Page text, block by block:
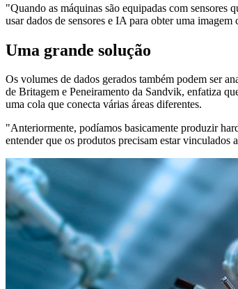
"Quando as máquinas são equipadas com sensores
usar dados de sensores e IA para obter uma
Uma grande solução
Os volumes de dados gerados também podem ser
de Britagem e Peneiramento da Sandvik, enfatiza
uma cola que conecta várias áreas diferentes.
"Anteriormente, podíamos basicamente produzir
entender que os produtos precisam estar vinculados